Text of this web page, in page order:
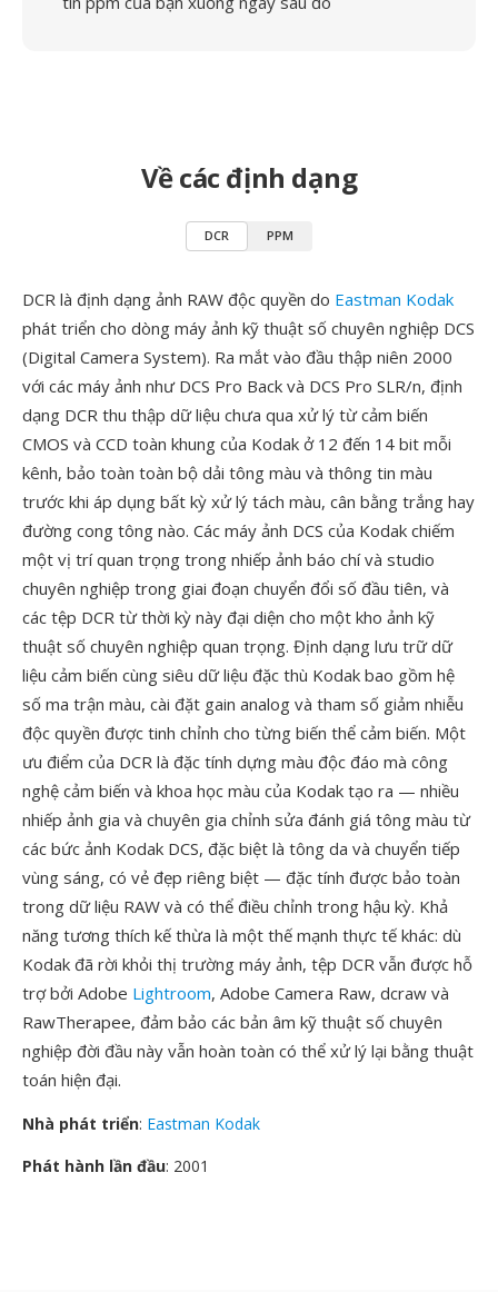
Về các định dạng
DCR PPM
DCR là định dạng ảnh RAW độc quyền do Eastman Kodak
phát triển cho dòng máy ảnh kỹ thuật số chuyên nghiệp DCS
(Digital Camera System). Ra mắt vào đầu thập niên 2000
với các máy ảnh như DCS Pro Back và DCS Pro SLR/n, định
dạng DCR thu thập dữ liệu chưa qua xử lý từ cảm biến
CMOS và CCD toàn khung của Kodak ở 12 đến 14 bit mỗi
kênh, bảo toàn toàn bộ dải tông màu và thông tin màu
trước khi áp dụng bất kỳ xử lý tách màu, cân bằng trắng hay
đường cong tông nào. Các máy ảnh DCS của Kodak chiếm
một vị trí quan trọng trong nhiếp ảnh báo chí và studio
chuyên nghiệp trong giai đoạn chuyển đổi số đầu tiên, và
các tệp DCR từ thời kỳ này đại diện cho một kho ảnh kỹ
thuật số chuyên nghiệp quan trọng. Định dạng lưu trữ dữ
liệu cảm biến cùng siêu dữ liệu đặc thù Kodak bao gồm hệ
số ma trận màu, cài đặt gain analog và tham số giảm nhiễu
độc quyền được tinh chỉnh cho từng biến thể cảm biến. Một
ưu điểm của DCR là đặc tính dựng màu độc đáo mà công
nghệ cảm biến và khoa học màu của Kodak tạo ra — nhiều
nhiếp ảnh gia và chuyên gia chỉnh sửa đánh giá tông màu từ
các bức ảnh Kodak DCS, đặc biệt là tông da và chuyển tiếp
vùng sáng, có vẻ đẹp riêng biệt — đặc tính được bảo toàn
trong dữ liệu RAW và có thể điều chỉnh trong hậu kỳ. Khả
năng tương thích kế thừa là một thế mạnh thực tế khác: dù
Kodak đã rời khỏi thị trường máy ảnh, tệp DCR vẫn được hỗ
trợ bởi Adobe Lightroom, Adobe Camera Raw, dcraw và
RawTherapee, đảm bảo các bản âm kỹ thuật số chuyên
nghiệp đời đầu này vẫn hoàn toàn có thể xử lý lại bằng thuật
toán hiện đại.
Nhà phát triển: Eastman Kodak
Phát hành lần đầu: 2001